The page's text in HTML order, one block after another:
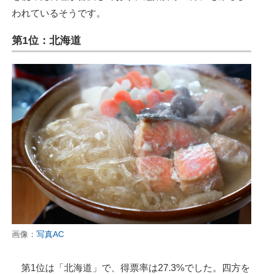
われているそうです。
第1位：北海道
画像： 写真AC
第1位は「北海道」で、得票率は27.3%でした。四方を